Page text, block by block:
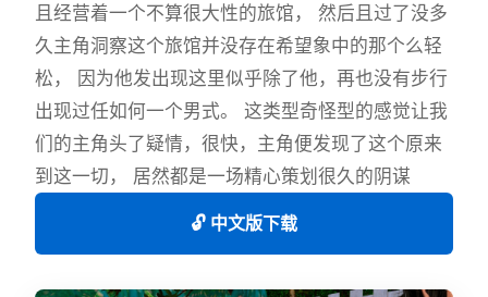
且经营着一个不算很大性的旅馆， 然后且过了没多
久主角洞察这个旅馆并没存在希望象中的那个么轻
松， 因为他发出现这里似乎除了他，再也没有步行
出现过任如何一个男式。 这类型奇怪型的感觉让我
们的主角头了疑情，很快，主角便发现了这个原来
到这一切， 居然都是一场精心策划很久的阴谋
🔓 中文版下载